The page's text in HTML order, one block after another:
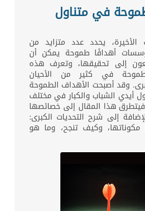
في متناول
يحدد عدد متزايد من
أهدافًا طموحة يمكن أن
إلى تحقيقها، وتعرف هذه
في كثير من الأحيان
وقد أصبحت الأهداف الطموحة
أيدي الشباب والكبار في مختلف
فيتطرق هذا المقال إلى خصائصها
إلى شرح التحديات الكبرى:
وكيف تنجح، وما هو